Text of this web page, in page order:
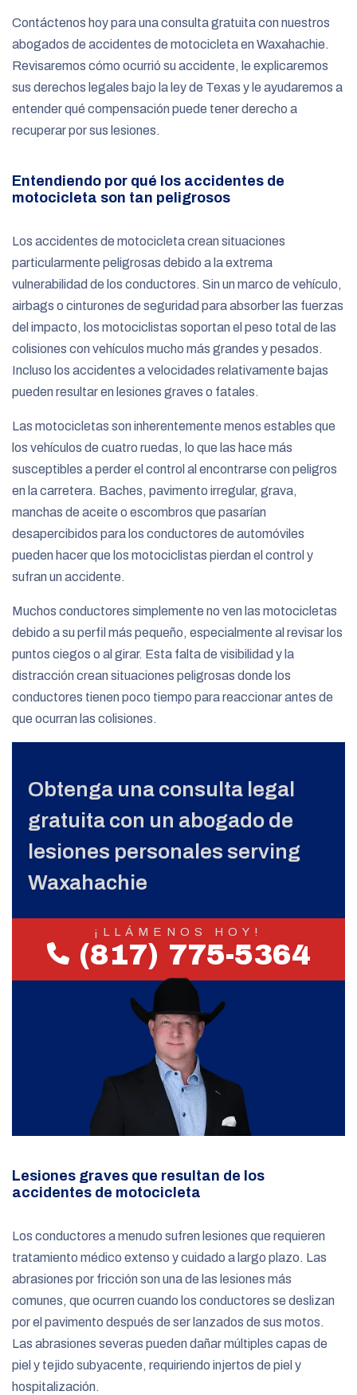
Contáctenos hoy para una consulta gratuita con nuestros
abogados de accidentes de motocicleta en Waxahachie.
Revisaremos cómo ocurrió su accidente, le explicaremos
sus derechos legales bajo la ley de Texas y le ayudaremos a
entender qué compensación puede tener derecho a
recuperar por sus lesiones.
Entendiendo por qué los accidentes de
motocicleta son tan peligrosos
Los accidentes de motocicleta crean situaciones
particularmente peligrosas debido a la extrema
vulnerabilidad de los conductores. Sin un marco de vehículo,
airbags o cinturones de seguridad para absorber las fuerzas
del impacto, los motociclistas soportan el peso total de las
colisiones con vehículos mucho más grandes y pesados.
Incluso los accidentes a velocidades relativamente bajas
pueden resultar en lesiones graves o fatales.
Las motocicletas son inherentemente menos estables que
los vehículos de cuatro ruedas, lo que las hace más
susceptibles a perder el control al encontrarse con peligros
en la carretera. Baches, pavimento irregular, grava,
manchas de aceite o escombros que pasarían
desapercibidos para los conductores de automóviles
pueden hacer que los motociclistas pierdan el control y
sufran un accidente.
Muchos conductores simplemente no ven las motocicletas
debido a su perfil más pequeño, especialmente al revisar los
puntos ciegos o al girar. Esta falta de visibilidad y la
distracción crean situaciones peligrosas donde los
conductores tienen poco tiempo para reaccionar antes de
que ocurran las colisiones.
Obtenga una consulta legal
gratuita con un abogado de
lesiones personales serving
Waxahachie
¡LLÁMENOS HOY!
(817) 775-5364
Lesiones graves que resultan de los
accidentes de motocicleta
Los conductores a menudo sufren lesiones que requieren
tratamiento médico extenso y cuidado a largo plazo. Las
abrasiones por fricción son una de las lesiones más
comunes, que ocurren cuando los conductores se deslizan
por el pavimento después de ser lanzados de sus motos.
Las abrasiones severas pueden dañar múltiples capas de
piel y tejido subyacente, requiriendo injertos de piel y
hospitalización.